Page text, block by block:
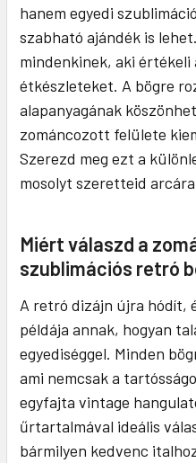
hanem egyedi
szabható ajándék is
mindenkinek, aki értékeli
étkészleteket. A bögre
alapanyagának
zománcozott felülete
Szerezd meg ezt a
mosolyt szeretteid
Miért válaszd a
szublimációs retró
A retró dizájn újra hódít,
példája annak, hogyan
egyediséggel. Minden
ami nemcsak a
egyfajta vintage
űrtartalmával ideális
bármilyen kedvenc